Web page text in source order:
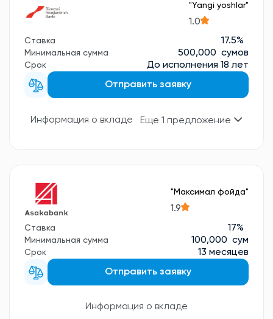
"Yangi yoshlar"
1.0
Ставка 17.5%
Минимальная сумма 500,000 сумов
Срок
До исполнения 18 лет
Отправить заявку
Информация о вкладе Еще 1 предложение
"Максимал фойда"
1.9
Ставка 17%
Минимальная сумма 100,000 сум
Срок
13 месяцев
Отправить заявку
Информация о вкладе